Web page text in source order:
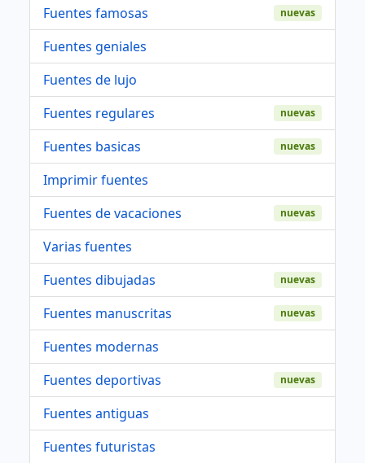
Fuentes famosas nuevas
Fuentes geniales
Fuentes de lujo
Fuentes regulares
nuevas
Fuentes basicas nuevas
Imprimir fuentes
Fuentes de vacaciones
nuevas
Varias fuentes
Fuentes dibujadas
nuevas
Fuentes manuscritas nuevas
Fuentes modernas
Fuentes deportivas
nuevas
Fuentes antiguas
Fuentes futuristas